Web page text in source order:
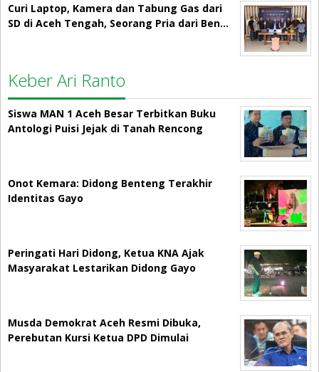
Curi Laptop, Kamera dan Tabung Gas dari
SD di Aceh Tengah, Seorang Pria dari Ben…
Keber Ari Ranto
Siswa MAN 1 Aceh Besar Terbitkan Buku
Antologi Puisi Jejak di Tanah Rencong
Onot Kemara: Didong Benteng Terakhir
Identitas Gayo
Peringati Hari Didong, Ketua KNA Ajak
Masyarakat Lestarikan Didong Gayo
Musda Demokrat Aceh Resmi Dibuka,
Perebutan Kursi Ketua DPD Dimulai